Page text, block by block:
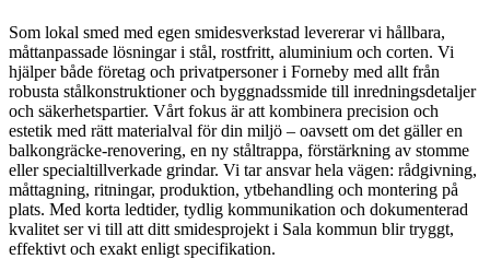
Som lokal smed med egen smidesverkstad levererar vi hållbara,
måttanpassade lösningar i stål, rostfritt, aluminium och corten. Vi
hjälper både företag och privatpersoner i Forneby med allt från
robusta stålkonstruktioner och byggnadssmide till inredningsdetaljer
och säkerhetspartier. Vårt fokus är att kombinera precision och
estetik med rätt materialval för din miljö – oavsett om det gäller en
balkongräcke-renovering, en ny ståltrappa, förstärkning av stomme
eller specialtillverkade grindar. Vi tar ansvar hela vägen: rådgivning,
måttagning, ritningar, produktion, ytbehandling och montering på
plats. Med korta ledtider, tydlig kommunikation och dokumenterad
kvalitet ser vi till att ditt smidesprojekt i Sala kommun blir tryggt,
effektivt och exakt enligt specifikation.